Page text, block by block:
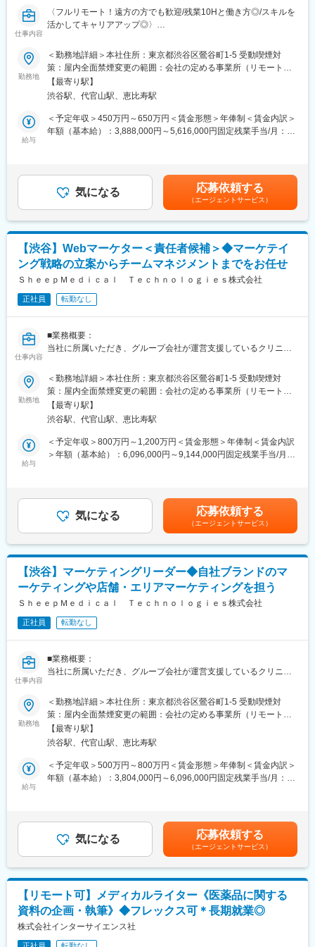
組織です。
早期にチームリードをお任せするケースもあります。
ディレクター、UXUIデザイナー、エンジニア（バックエンド、フ
ロントエンド、インフラ、AI各種在籍。業務委託・外注含む）で
プロダクトチームを組成。現PdMは業務委託で活躍されており、
今回は正社員のプロダクトマネージャーとして中心的な役割をお
※医療業界経験者も居りますので、業界知識は不問です。
全国フルリモート制を導入しており、場所を縛られず拡大中の自
社サービスに携わりたい方にお勧めです。
四半期に一回程度の対面で会うキックオフの機会もご用意してお
ります。
変更の範囲：会社の定める業務
仕事内容
〈フルリモート！遠方の方でも歓迎/残業10Hと働き方◎/スキルを
活かしてキャリアアップ◎〉
■業務概要：
グループ会社が運営支援している全国23院の歯科クリニックのマ
ーケティングに携わっていただくポジションです。toC領域での
GoogleやYahoo！リスティング広告やSEOをメインに活躍されて
来られた方を募集しています。
歯科矯正マーケティングの領域において、国内トップクラスのノ
ウハウをもつマーケターと一緒に業務を行っていただけます。
■業務内容詳細：
◇各WEB媒体の広告運用と関連業務全般
・Googleリスティング広告、SNS広告を中心に運用
・LPOの企画立案からLP制作のディレクション・広告バナー／動
画広告／記事LP／LP／HP／ステップメール etc. の企画・ライテ
ィング・制作ディレクション・制作物ディレクション業務に関わ
る社内、社外関係者との折衝
※スキル次第では、更に上流のペルソナ設計や適切な訴求プランの
構築などもお任せしたいと思っています。
■組織構成
意とする分野で活躍いただいております。
30代～40代のメンバーがほとんどで、若手にも活躍のチャンスが
あります。
遠方のメンバーもいるため、フルリモートが基本となります。そ
■業務の魅力
そのため、「来院率」や「契約率」、売上といった事業の根幹デ
ータまで把握したマーケティングが可能です。
そのデータを武器に、事業収益に直結する本質的な分析・施策を
立案し、自分の運用でクリニックのリードが増え、契約数が伸
び、売上が上がっていくという手触り感を感じられる業務です。
変更の範囲：会社の定める業務
勤務地
＜勤務地詳細＞本社住所：東京都渋谷区鶯谷町1-5 受動喫煙対
策：屋内全面禁煙変更の範囲：会社の定める事業所（リモートワ
ーク含む）
【最寄り駅】
渋谷駅、代官山駅、恵比寿駅
給与
＜予定年収＞450万円～650万円＜賃金形態＞年俸制＜賃金内訳＞
年額（基本給）：3,888,000円～5,616,000円固定残業手当/月：
あくまでも目安の金額であり、選考を通じて上下する可能性があ
ります。月給(月額)は固定手当を含めた表記です。
気になる 応募依頼する
（エージェントサービス）
【渋谷】Webマーケター＜責任者候補＞◆マーケテイ
ング戦略の立案からチームマネジメントまでをお任せ
ＳｈｅｅｐＭｅｄｉｃａｌ Ｔｅｃｈｎｏｌｏｇｉｅｓ株式会社
正社員 転勤なし
仕事内容
■業務概要：
当社に所属いただき、グループ会社が運営支援しているクリニッ
■業務内容詳細：
◇マーケティング戦略の立案
※分析した数値・市場のトレンドを元に、担当する事業の売上を最
大化するためのマーケティング戦略の立案・遂行
◇事業計画の立案から実行まで
※立案した戦略を軸に事業計画の立案から実行までをお任せしま
メントをお任せします。
矯正器具の製造・販売を行っています。
キレイライン矯正は、美容クリニックや大手脱毛クリニックの立
ち上げを行った医師でもある当社CEOと、業界で名前の知られる
マーケティング会社の代表がタッグを組み「矯正を通じて笑顔に
なる人を増やしたい」という志によって生まれたブランドです。
『高額でハードルが高い』という従来のイメージを変え、多くの
方の歯の悩みを解決したいとブランドを育ててきた結果、既に10
万人以上の患者様が笑顔になるお手伝いをしてきました。
2022年6月にマーケティングに特化した子会社である
SheepMedical Technologies株式会社を設立、また同年9月にはク
設立し、キレイライン矯正だけにとどまらず幅広い歯科の領域で
患者様を笑顔にするサービスを展開しております。
変更の範囲：会社の定める業務
勤務地
＜勤務地詳細＞本社住所：東京都渋谷区鶯谷町1-5 受動喫煙対
策：屋内全面禁煙変更の範囲：会社の定める事業所（リモートワ
ーク含む）
【最寄り駅】
渋谷駅、代官山駅、恵比寿駅
給与
＜予定年収＞800万円～1,200万円＜賃金形態＞年俸制＜賃金内訳
＞年額（基本給）：6,096,000円～9,144,000円固定残業手当/月：
金はあくまでも目安の金額であり、選考を通じて上下する可能性
があります。月給(月額)は固定手当を含めた表記です。
気になる 応募依頼する
（エージェントサービス）
【渋谷】マーケティングリーダー◆自社ブランドのマ
ーケティングや店舗・エリアマーケティングを担う
ＳｈｅｅｐＭｅｄｉｃａｌ Ｔｅｃｈｎｏｌｏｇｉｅｓ株式会社
正社員 転勤なし
仕事内容
■業務概要：
当社に所属いただき、グループ会社が運営支援しているクリニッ
■業務内容詳細：
◇2名～のチームマネジメント
◇予実管理
◇予算計画策定
◇マーケティング戦略・戦術立案／実行
◇プロジェクトマネジメント
グのご経験も積むことが可能です。
矯正器具の製造・販売を行っています。
キレイライン矯正は、美容クリニックや大手脱毛クリニックの立
ち上げを行った医師でもある当社CEOと、業界で名前の知られる
マーケティング会社の代表がタッグを組み「矯正を通じて笑顔に
なる人を増やしたい」という志によって生まれたブランドです。
勤務地
＜勤務地詳細＞本社住所：東京都渋谷区鶯谷町1-5 受動喫煙対
策：屋内全面禁煙変更の範囲：会社の定める事業所（リモートワ
ーク含む）
【最寄り駅】
渋谷駅、代官山駅、恵比寿駅
給与
＜予定年収＞500万円～800万円＜賃金形態＞年俸制＜賃金内訳＞
年額（基本給）：3,804,000円～6,096,000円固定残業手当/月：
金はあくまでも目安の金額であり、選考を通じて上下する可能性
があります。月給(月額)は固定手当を含めた表記です。
気になる 応募依頼する
（エージェントサービス）
【リモート可】メディカルライター《医薬品に関する
資料の企画・執筆》◆フレックス可＊長期就業◎
株式会社インターサイエンス社